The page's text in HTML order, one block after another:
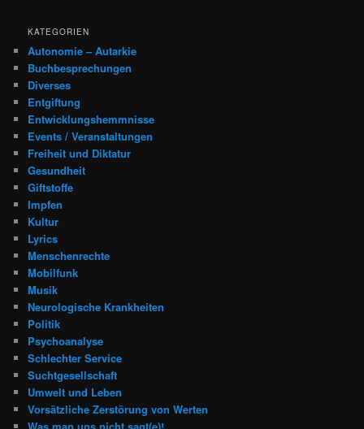
KATEGORIEN
Autonomie – Autarkie
Buchbesprechungen
Diverses
Entgiftung
Entwicklungshemmnisse
Events / Veranstaltungen
Freiheit und Diktatur
Gesundheit
Giftstoffe
Impfen
Kultur
Lyrics
Menschenrechte
Mobilfunk
Musik
Neurologische Krankheiten
Politik
Psychoanalyse
Schlechter Service
Suchtgesellschaft
Umwelt und Leben
Vorsätzliche Zerstörung von Werten